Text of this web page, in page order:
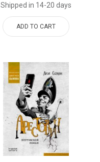
Shipped in 14-20 days
ADD TO CART